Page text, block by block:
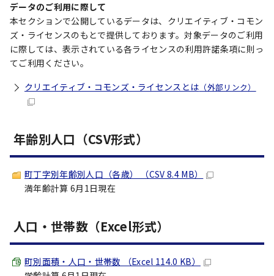
データのご利用に際して
本セクションで公開しているデータは、クリエイティブ・コモン
ズ・ライセンスのもとで提供しております。対象データのご利用
に際しては、表示されている各ライセンスの利用許諾条項に則っ
てご利用ください。
クリエイティブ・コモンズ・ライセンスとは （外部リンク）
年齢別人口（CSV形式）
町丁字別年齢別人口（各歳） （CSV 8.4 MB）
満年齢計算 6月1日現在
人口・世帯数（Excel形式）
町別面積・人口・世帯数 （Excel 114.0 KB）